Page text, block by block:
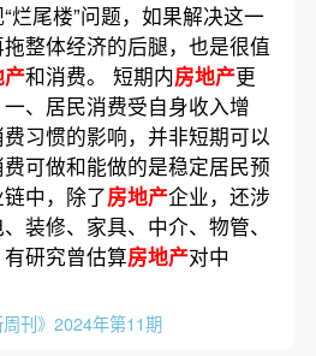
烂尾楼”问题，如果解决这一
整体经济的后腿，也是很值
和消费。 短期内房地产更
、居民消费受自身收入增
习惯的影响，并非短期可以
可做和能做的是稳定居民预
中，除了房地产企业，还涉
装修、家具、中介、物管、
研究曾估算房地产对中
周刊》2024年第11期